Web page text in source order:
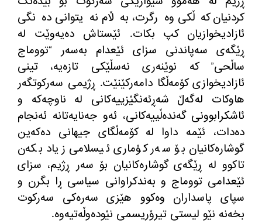
كردنیان كه‌ڵكی وه‌رگرت، به‌ڵام نه‌یتوانی ده‌نگی
ئازادیخوازیان كپ بكات. ئێستاش ده‌یه‌وێت له‌
ڕێگه‌ی سه‌پاندنی سزای ئێعدام به‌سه‌ر “تووماج
ساڵحی” كه‌ نوێنه‌ری نه‌سڵێكی تازه‌یه‌، تینی
ئازادیخوازی كۆمه‌ڵگا دامه‌ركێنێت. ڕژیمی سه‌ركوتگه‌ر
هاوكات له‌گه‌ڵ شه‌ڕئه‌نگێزییه‌كانی له‌ ناوچه‌كه‌ و
ئاشكرابوونی گه‌نده‌ڵییه‌كانی، ئه‌و جه‌نایه‌تانه‌ ئه‌نجام
ده‌دات، ئێمه داوا له‌ كۆمه‌ڵگای جیهانی ده‌كه‌ین
گوشاره‌كانیان بۆ سه‌ر كۆماری ئیسلامی زیاد بكه‌ن
تاكوو له‌ ڕێگه‌ی گوشاره‌كانیان بۆ سه‌ر ڕژیم، سزای
ئێعدامی تووماج و به‌ندكراوانی سیاسی ڕا بگرن و
سپای پاسداران وه‌كوو هێزی سه‌ره‌كی سه‌ركوت
بخه‌نه‌ نێو لیستی تیرۆریسمی نێوده‌وڵه‌تیه‌وه‌.